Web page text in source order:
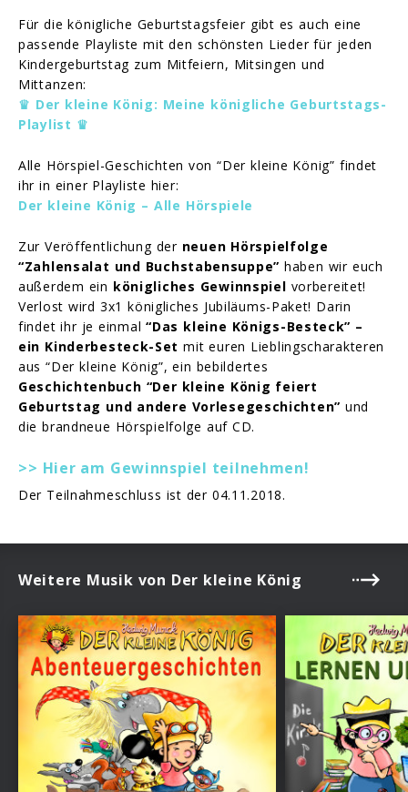
Für die königliche Geburtstagsfeier gibt es auch eine
passende Playliste mit den schönsten Lieder für jeden
Kindergeburtstag zum Mitfeiern, Mitsingen und
Mittanzen:
♛ Der kleine König: Meine königliche Geburtstags-
Playlist ♛
Alle Hörspiel-Geschichten von “Der kleine König” findet
ihr in einer Playliste hier:
Der kleine König – Alle Hörspiele
Zur Veröffentlichung der neuen Hörspielfolge
“Zahlensalat und Buchstabensuppe” haben wir euch
außerdem ein königliches Gewinnspiel vorbereitet!
Verlost wird 3x1 königliches Jubiläums-Paket! Darin
findet ihr je einmal“Das kleine Königs-Besteck” –
ein Kinderbesteck-Set mit euren Lieblingscharakteren
aus “Der kleine König”, ein bebildertes
Geschichtenbuch “Der kleine König feiert
Geburtstag und andere Vorlesegeschichten” und
die brandneue Hörspielfolge auf CD.
>> Hier am Gewinnspiel teilnehmen!
Der Teilnahmeschluss ist der 04.11.2018.
Weitere Musik von Der kleine König